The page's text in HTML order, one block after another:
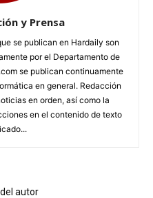
y Prensa
se publican en Hardaily son
por el Departamento de
se publican continuamente
en general. Redacción
en orden, así como la
en el contenido de texto
autor